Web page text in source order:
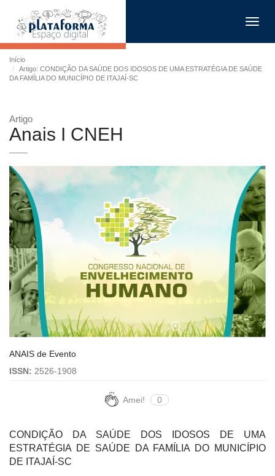
Início
Artigo: CONDIÇÃO DA SAÚDE DOS IDOSOS DE UMA ESTRATÉGIA DE SAÚDE
DA FAMÍLIA DO MUNICÍPIO DE ITAJAÍ-SC
Artigo
Anais I CNEH
ANAIS de Evento
ISSN: 2526-1908
Amei! 0
CONDIÇÃO DA SAÚDE DOS IDOSOS DE UMA
ESTRATÉGIA DE SAÚDE DA FAMÍLIA DO MUNICÍPIO
DE ITAJAÍ-SC